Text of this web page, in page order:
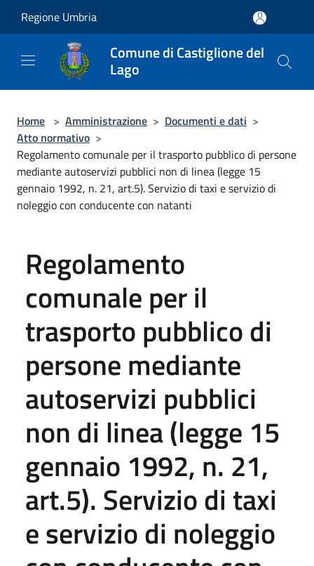
Regione Umbria
Comune di Castiglione del
Lago
Home > Amministrazione > Documenti e dati >
Atto normativo >
Regolamento comunale per il trasporto pubblico di persone
mediante autoservizi pubblici non di linea (legge 15
gennaio 1992, n. 21, art.5). Servizio di taxi e servizio di
noleggio con conducente con natanti
Regolamento
comunale per il
trasporto pubblico di
persone mediante
autoservizi pubblici
non di linea (legge 15
gennaio 1992, n. 21,
art.5). Servizio di taxi
e servizio di noleggio